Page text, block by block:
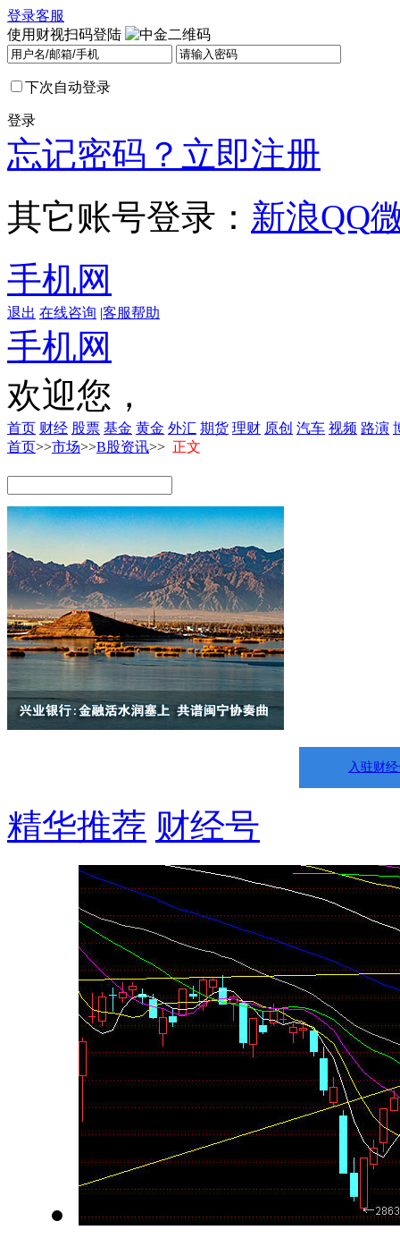
登录客服
使用财视扫码登陆
下次自动登录
登录
忘记密码？ 立即注册
其它账号登录： 新浪QQ
手机网
退出 在线咨询 |客服帮助
手机网
欢迎您，
首页 财经 股票 基金 黄金 外汇 期货 理财 原创 汽车 视频 路演
首页>>市场>>B股资讯>> 正文
入驻财
精华推荐 财经号